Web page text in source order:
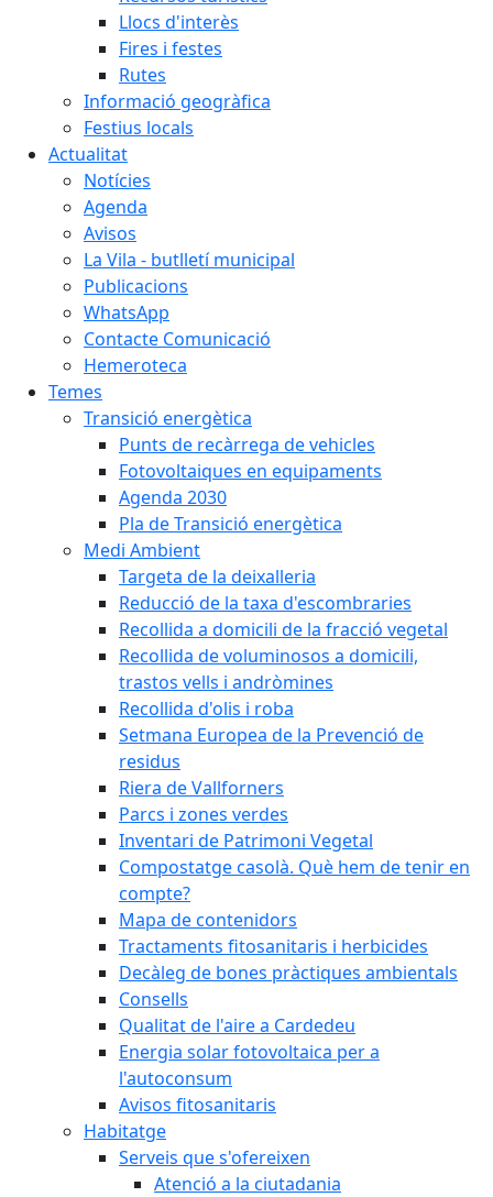
Llocs d'interès
Fires i festes
Rutes
Informació geogràfica
Festius locals
Actualitat
Notícies
Agenda
Avisos
La Vila - butlletí municipal
Publicacions
WhatsApp
Contacte Comunicació
Hemeroteca
Temes
Transició energètica
Punts de recàrrega de vehicles
Fotovoltaiques en equipaments
Agenda 2030
Pla de Transició energètica
Medi Ambient
Targeta de la deixalleria
Reducció de la taxa d'escombraries
Recollida a domicili de la fracció vegetal
Recollida de voluminosos a domicili,
trastos vells i andròmines
Recollida d'olis i roba
Setmana Europea de la Prevenció de
residus
Riera de Vallforners
Parcs i zones verdes
Inventari de Patrimoni Vegetal
Compostatge casolà. Què hem de tenir en
compte?
Mapa de contenidors
Tractaments fitosanitaris i herbicides
Decàleg de bones pràctiques ambientals
Consells
Qualitat de l'aire a Cardedeu
Energia solar fotovoltaica per a
l'autoconsum
Avisos fitosanitaris
Habitatge
Serveis que s'ofereixen
Atenció a la ciutadania